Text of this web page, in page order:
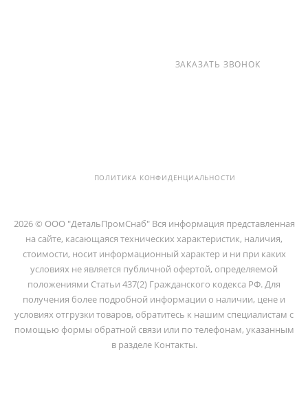
ЗАКАЗАТЬ ЗВОНОК
ПОЛИТИКА КОНФИДЕНЦИАЛЬНОСТИ
2026 © ООО "ДетальПромСнаб" Вся информация представленная
на сайте, касающаяся технических характеристик, наличия,
стоимости, носит информационный характер и ни при каких
условиях не является публичной офертой, определяемой
положениями Статьи 437(2) Гражданского кодекса РФ. Для
получения более подробной информации о наличии, цене и
условиях отгрузки товаров, обратитесь к нашим специалистам с
помощью формы обратной связи или по телефонам, указанным
в разделе Контакты.